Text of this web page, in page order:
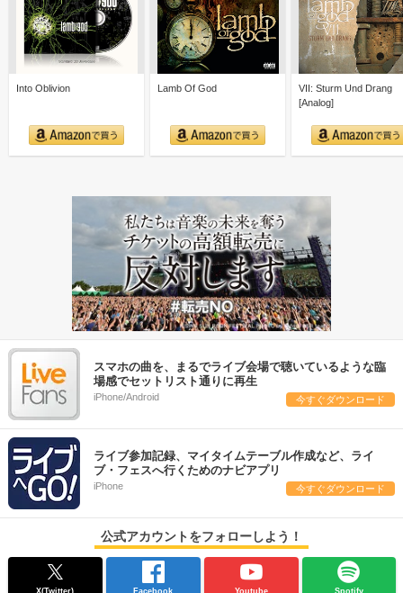
Into Oblivion Lamb Of God
VII: Sturm Und Drang
[Analog]
スマホの曲を、まるでライブ会場で聴いているような臨
場感でセットリスト通りに再生
iPhone/Android 今すぐダウンロード
ライブ参加記録、マイタイムテーブル作成など、ライ
ブ・フェスへ行くためのナビアプリ
iPhone 今すぐダウンロード
公式アカウントをフォローしよう！
X(Twitter) Facebook Youtube Spotify